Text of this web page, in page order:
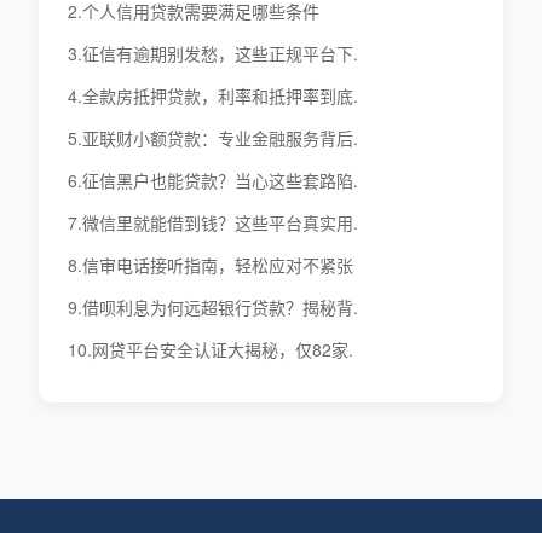
2.个人信用贷款需要满足哪些条件
3.征信有逾期别发愁，这些正规平台下.
4.全款房抵押贷款，利率和抵押率到底.
5.亚联财小额贷款：专业金融服务背后.
6.征信黑户也能贷款？当心这些套路陷.
7.微信里就能借到钱？这些平台真实用.
8.信审电话接听指南，轻松应对不紧张
9.借呗利息为何远超银行贷款？揭秘背.
10.网贷平台安全认证大揭秘，仅82家.